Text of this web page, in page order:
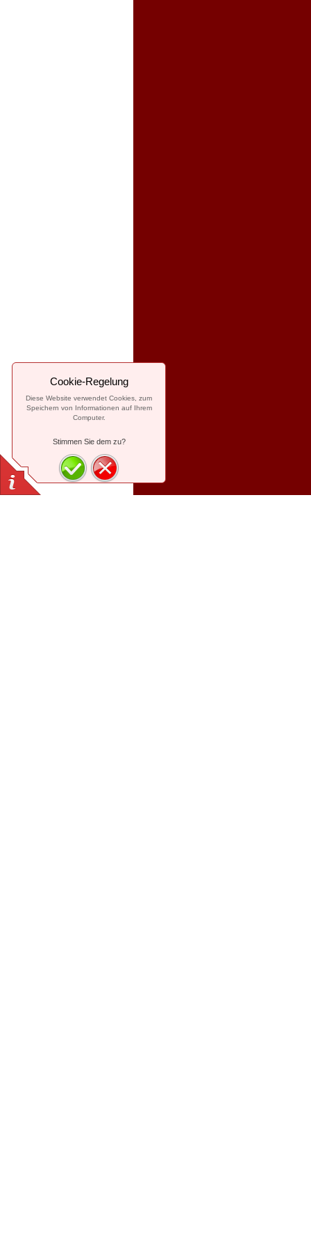
Cookie-Regelung
Diese Website verwendet Cookies, zum
Speichern von Informationen auf Ihrem
Computer.
Stimmen Sie dem zu?